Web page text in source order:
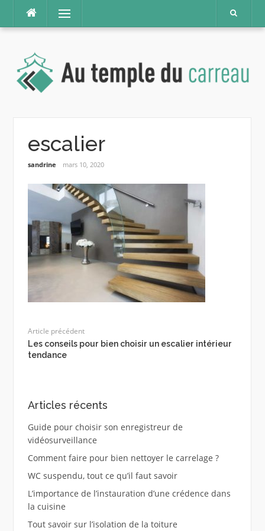
contenu
Menu
escalier
sandrine mars 10, 2020
Article précédent
Les conseils pour bien choisir un escalier intérieur
tendance
Articles récents
Guide pour choisir son enregistreur de
vidéosurveillance
Comment faire pour bien nettoyer le carrelage ?
WC suspendu, tout ce qu’il faut savoir
L’importance de l’instauration d’une crédence dans
la cuisine
Tout savoir sur l’isolation de la toiture